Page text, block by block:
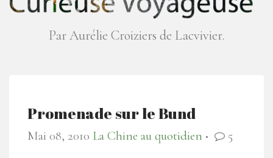
Par Aurélie Croiziers de Lacvivier.
Promenade sur le Bund
Mai 08, 2010 La Chine au quotidien ● 5